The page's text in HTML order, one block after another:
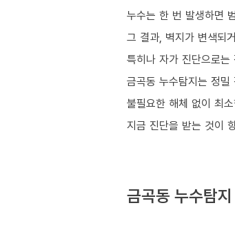
누수는 한 번 발생하면
그 결과, 벽지가 변색되
특히나 자가 진단으로
금곡동 누수탐지는 정
불필요한 해체 없이 최
지금 진단을 받는 것이
금곡동 누수탐